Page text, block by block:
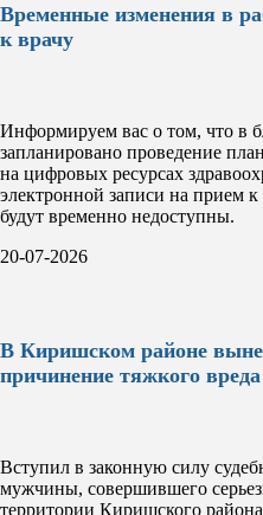
Временные изменения в
к врачу
Информируем вас о том, что в
запланировано проведение
на цифровых ресурсах
электронной записи на прием
будут временно недоступны.
20-07-2026
В Киришском районе
причинение тяжкого
Вступил в законную силу
мужчины, совершившего
территории Киришского